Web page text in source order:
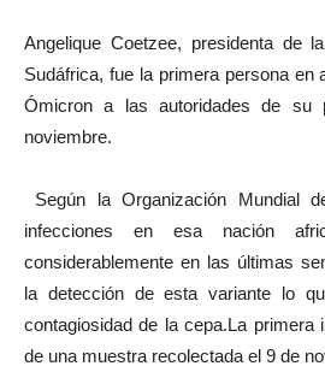
Angelique Coetzee, presidenta de
Sudáfrica, fue la primera persona en
Ómicron a las autoridades de su
noviembre.
Según la Organización Mundial
infecciones en esa nación
considerablemente en las últimas
la detección de esta variante lo
contagiosidad de la cepa.La primera
de una muestra recolectada el 9 de